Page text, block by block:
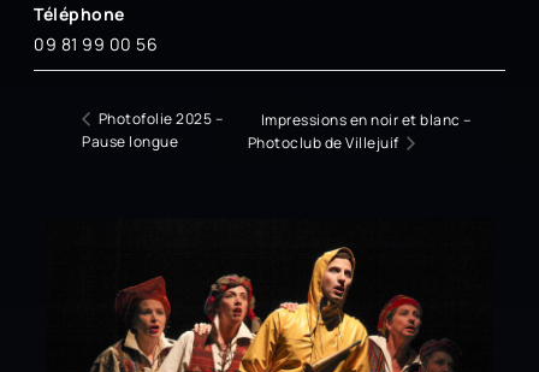
Téléphone
09 81 99 00 56
Photofolie 2025 –
Pause longue
Impressions en noir et blanc –
Photoclub de Villejuif